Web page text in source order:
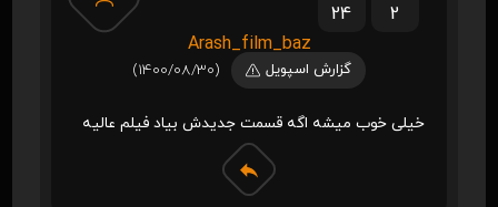
24
2
Arash_film_baz
گزارش اسپویل (1400/08/30)
خیلی خوب میشه اگه قسمت جدیدش بیاد فیلم عالیه